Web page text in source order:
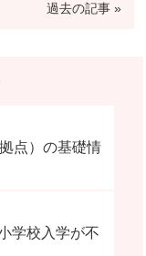
過去の記事 »
点）の基礎情
学校入学が不